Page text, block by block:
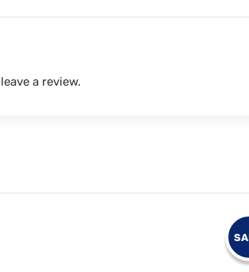
a review.